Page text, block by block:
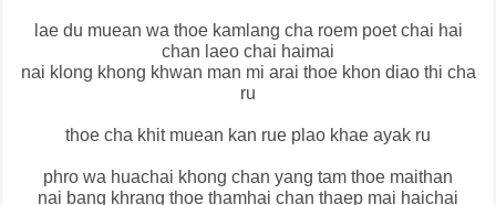
lae du muean wa thoe kamlang cha roem poet chai hai
chan laeo chai haimai
nai klong khong khwan man mi arai thoe khon diao thi cha
ru
thoe cha khit muean kan rue plao khae ayak ru
phro wa huachai khong chan yang tam thoe maithan
nai bang khrang thoe thamhai chan thaep mai haichai